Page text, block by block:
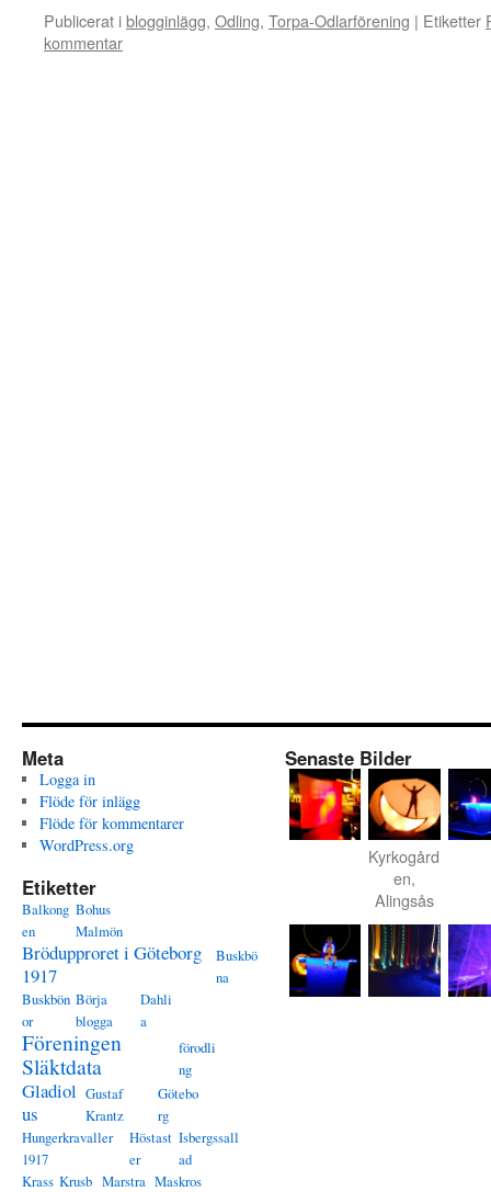
Publicerat iblogginlägg, Odling, Torpa-Odlarförening | Etiketter
kommentar
Meta
Logga in
Flöde för inlägg
Flöde för kommentarer
WordPress.org
Etiketter
Balkong
en
Bohus
Malmön
Brödupproret i Göteborg
1917
Buskbö
na
Buskbön
or
Börja
blogga
Dahli
a
Föreningen
Släktdata
förodli
ng
Gladiol
us
Gustaf
Krantz
Götebo
rg
Hungerkravaller
1917
Höstast
er
Isbergssall
ad
Krass Krusb Marstra Maskros
Senaste Bilder
Kyrkogård
en,
Alingsås